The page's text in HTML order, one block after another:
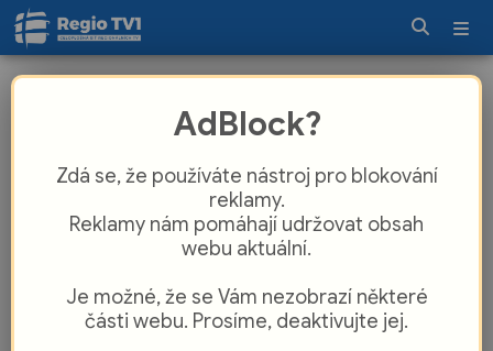
Karatistka Nikola Belková ovládla
AdBlock?
Zdá se, že používáte nástroj pro blokování
reklamy.
Reklamy nám pomáhají udržovat obsah
webu aktuální.
Je možné, že se Vám nezobrazí některé
části webu. Prosíme, deaktivujte jej.